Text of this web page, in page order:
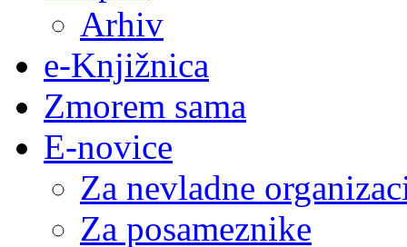
Arhiv
e-Knjižnica
Zmorem sama
E-novice
Za nevladne
Za posameznike